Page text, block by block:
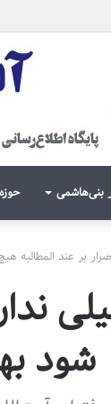
بنی‌هاشمی
بر عند المطالبه
شود